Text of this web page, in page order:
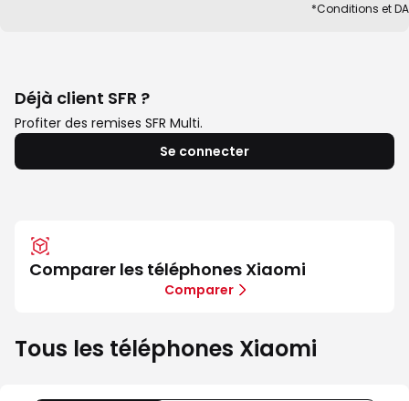
*Conditions et
Déjà client SFR ?
Profiter des remises SFR Multi.
Se connecter
Comparer les téléphones Xiaomi
Comparer
Tous les téléphones Xiaomi